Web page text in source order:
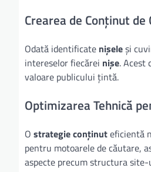
Crearea de Conținut
Odată identificate nișeleși
intereselor fiecărei nișe. Acest
valoare publicului țintă.
Optimizarea Tehnică
O strategie conținuteficientă
pentru motoarele de căutare,
aspecte precum structura